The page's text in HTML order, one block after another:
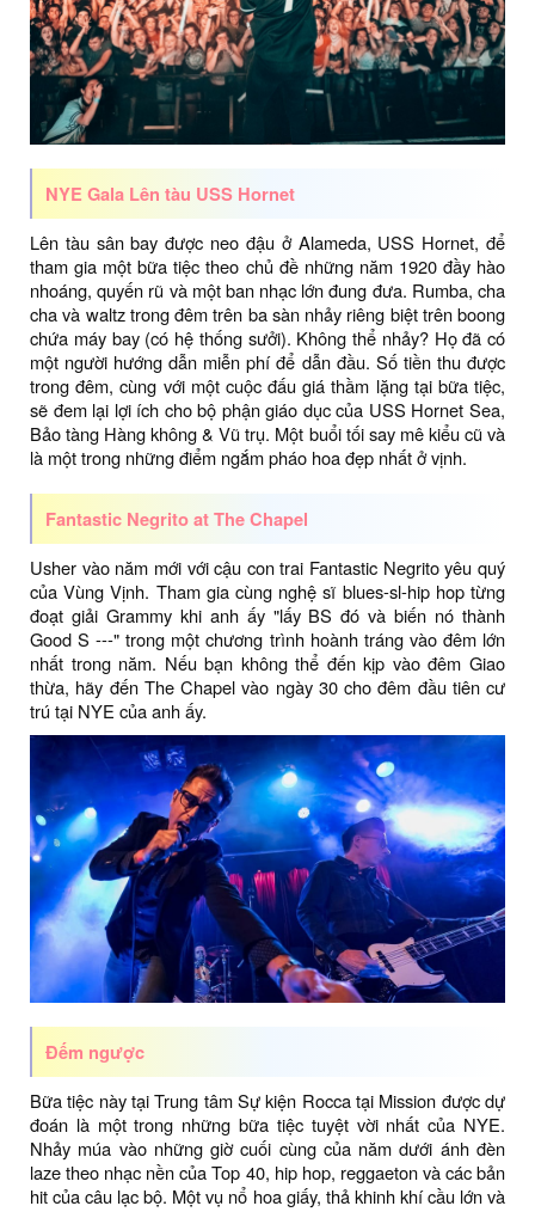
NYE Gala Lên tàu USS Hornet
Lên tàu sân bay được neo đậu ở Alameda, USS Hornet, để
tham gia một bữa tiệc theo chủ đề những năm 1920 đầy hào
nhoáng, quyến rũ và một ban nhạc lớn đung đưa. Rumba, cha
cha và waltz trong đêm trên ba sàn nhảy riêng biệt trên boong
chứa máy bay (có hệ thống sưởi). Không thể nhảy? Họ đã có
một người hướng dẫn miễn phí để dẫn đầu. Số tiền thu được
trong đêm, cùng với một cuộc đấu giá thầm lặng tại bữa tiệc,
sẽ đem lại lợi ích cho bộ phận giáo dục của USS Hornet Sea,
Bảo tàng Hàng không & Vũ trụ. Một buổi tối say mê kiểu cũ và
là một trong những điểm ngắm pháo hoa đẹp nhất ở vịnh.
Fantastic Negrito at The Chapel
Usher vào năm mới với cậu con trai Fantastic Negrito yêu quý
của Vùng Vịnh. Tham gia cùng nghệ sĩ blues-sl-hip hop từng
đoạt giải Grammy khi anh ấy "lấy BS đó và biến nó thành
Good S ---" trong một chương trình hoành tráng vào đêm lớn
nhất trong năm. Nếu bạn không thể đến kịp vào đêm Giao
thừa, hãy đến The Chapel vào ngày 30 cho đêm đầu tiên cư
trú tại NYE của anh ấy.
Đếm ngược
Bữa tiệc này tại Trung tâm Sự kiện Rocca tại Mission được dự
đoán là một trong những bữa tiệc tuyệt vời nhất của NYE.
Nhảy múa vào những giờ cuối cùng của năm dưới ánh đèn
laze theo nhạc nền của Top 40, hip hop, reggaeton và các bản
hit của câu lạc bộ. Một vụ nổ hoa giấy, thả khinh khí cầu lớn và